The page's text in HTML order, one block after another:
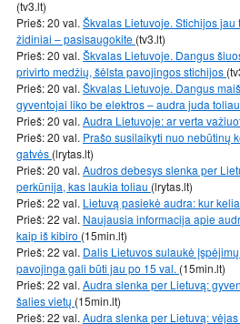
(tv3.lt)
Prieš: 20 val. Škvalas Lietuvoje. Stichijos
židiniai – pasisaugokite (tv3.lt)
Prieš: 20 val. Škvalas Lietuvoje. Dangus
privirto medžių, šėlsta pavojingos stichijos
Prieš: 20 val. Škvalas Lietuvoje. Dangus
gyventojai liko be elektros – audra juda toliau
Prieš: 20 val. Audra Lietuvoje: ar verta
Prieš: 20 val. Prašo susilaikyti nuo nebūtinų
gatvės (lrytas.lt)
Prieš: 20 val. Audros debesys slenka per
perkūnija, kas laukia toliau (lrytas.lt)
Prieš: 22 val. Lietuvą pasiekė audra: kur
Prieš: 22 val. Naujausia informacija apie
kaip iš kibiro (15min.lt)
Prieš: 22 val. Dalis Lietuvos sulaukė
pavojinga gali būti jau po 15 val. (15min.lt)
Prieš: 22 val. Audra slenka per Lietuvą:
šalies vietų (15min.lt)
Prieš: 22 val. Audra slenka per Lietuvą: